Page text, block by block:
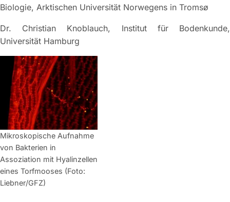
Biologie, Arktischen Universität Norwegens in Tromsø
Dr. Christian Knoblauch, Institut für Bodenkunde,
Universität Hamburg
Mikroskopische Aufnahme
von Bakterien in
Assoziation mit Hyalinzellen
eines Torfmooses (Foto:
Liebner/GFZ)